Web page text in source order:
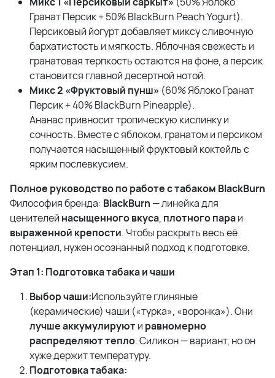
Гранат Персик + 50% BlackBurn Peach Yogurt).
Персиковый йогурт добавляет миксу сливочную
бархатистость и мягкость. Яблочная свежесть и
гранатовая терпкость остаются на фоне, а персик
становится главной десертной нотой.
Микс 2 «Фруктовый пунш» (60% Яблоко Гранат
Персик + 40% BlackBurn Pineapple).
Ананас привносит тропическую кислинку и
сочность. Вместе с яблоком, гранатом и персиком
получается насыщенный фруктовый коктейль с
ярким послевкусием.
Полное руководство по работе с табаком BlackBurn
Философия бренда: BlackBurn — линейка для
ценителей насыщенного вкуса, плотного параи
выраженной крепости. Чтобы раскрыть весь её
потенциал, нужен осознанный подход к подготовке.
Этап 1: Подготовка табака и чаши
Выбор чаши:Используйте глиняные
(керамические) чаши («турка», «воронка»). Они
лучше аккумулируюти равномерно
распределяют тепло. Силикон — вариант, но он
хуже держит температуру.
Подготовка табака: